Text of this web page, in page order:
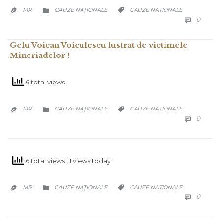
 MR  CATEGORY
CAUZE NAŢIONALE  CATEGORY
CAUZE NATIONALE
 0
Gelu Voican Voiculescu lustrat de victimele
Mineriadelor !
6 total views
 MR  CATEGORY
CAUZE NAŢIONALE  CATEGORY
CAUZE NATIONALE
 0
6 total views , 1 views today
 MR  CATEGORY
CAUZE NAŢIONALE  CATEGORY
CAUZE NATIONALE
 0